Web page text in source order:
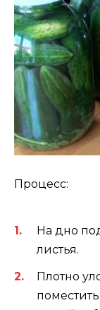
Процесс:
На дно
листья.
Плотно